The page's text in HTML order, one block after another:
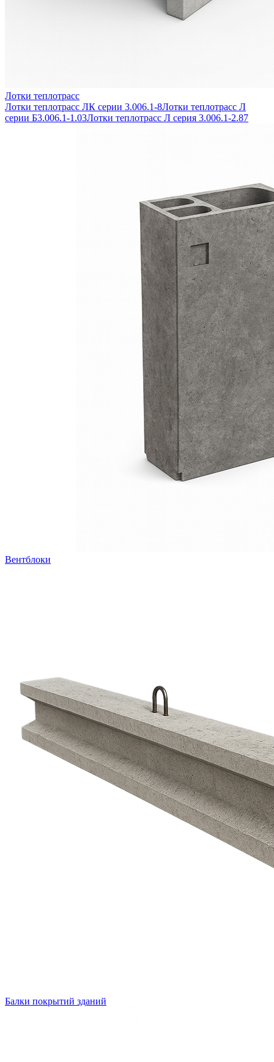
Лотки теплотрасс
Лотки теплотрасс ЛК серии 3.006.1-8Лотки теплотрасс Л
серии Б3.006.1-1.03Лотки теплотрасс Л серия 3.006.1-2.87
Вентблоки
Балки покрытий зданий